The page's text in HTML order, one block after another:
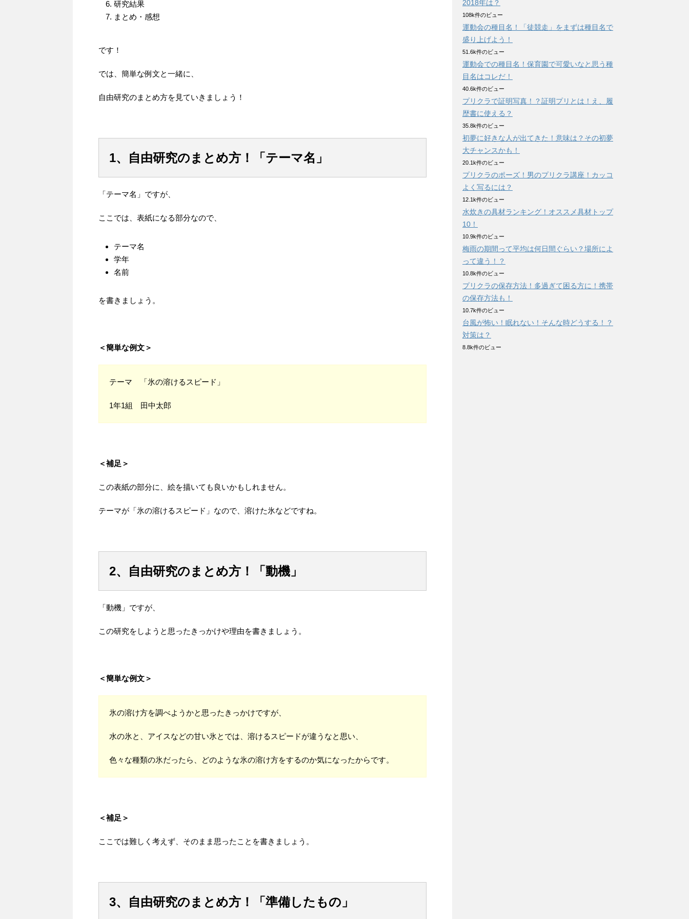
研究結果
まとめ・感想
です！
では、簡単な例文と一緒に、
自由研究のまとめ方を見ていきましょう！
1、自由研究のまとめ方！「テーマ名」
「テーマ名」ですが、
ここでは、表紙になる部分なので、
テーマ名
学年
名前
を書きましょう。
＜簡単な例文＞
テーマ 「氷の溶けるスピード」
1年1組 田中太郎
＜補足＞
この表紙の部分に、絵を描いても良いかもしれません。
テーマが「氷の溶けるスピード」なので、溶けた氷などですね。
2、自由研究のまとめ方！「動機」
「動機」ですが、
この研究をしようと思ったきっかけや理由を書きましょう。
＜簡単な例文＞
氷の溶け方を調べようかと思ったきっかけですが、
水の氷と、アイスなどの甘い氷とでは、溶けるスピードが違うなと思い、
色々な種類の氷だったら、どのような氷の溶け方をするのか気になったからです。
＜補足＞
ここでは難しく考えず、そのまま思ったことを書きましょう。
3、自由研究のまとめ方！「準備したもの」
2018年は？
108k件のビュー
運動会の種目名！「徒競走」をまずは種目名で
盛り上げよう！
51.6k件のビュー
運動会での種目名！保育園で可愛いなと思う種
目名はコレだ！
40.6k件のビュー
プリクラで証明写真！？証明プリとは！え、履
歴書に使える？
35.8k件のビュー
初夢に好きな人が出てきた！意味は？その初夢
大チャンスかも！
20.1k件のビュー
プリクラのポーズ！男のプリクラ講座！カッコ
よく写るには？
12.1k件のビュー
水炊きの具材ランキング！オススメ具材トップ
10！
10.9k件のビュー
梅雨の期間って平均は何日間ぐらい？場所によ
って違う！？
10.8k件のビュー
プリクラの保存方法！多過ぎて困る方に！携帯
の保存方法も！
10.7k件のビュー
台風が怖い！眠れない！そんな時どうする！？
対策は？
8.8k件のビュー